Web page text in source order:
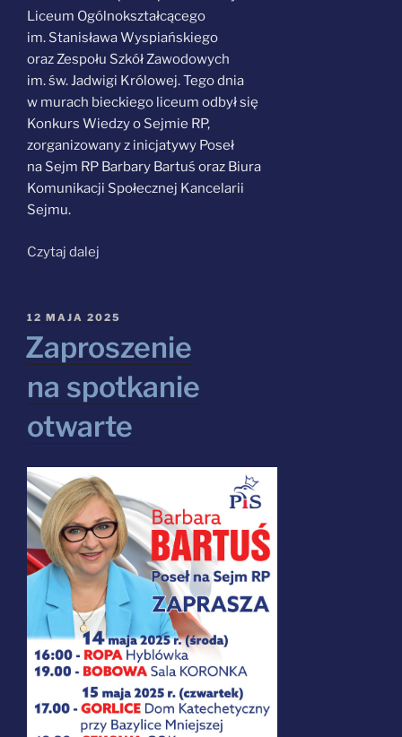
Liceum Ogólnokształcącego
im. Stanisława Wyspiańskiego
oraz Zespołu Szkół Zawodowych
im. św. Jadwigi Królowej. Tego dnia
w murach bieckiego liceum odbył się
Konkurs Wiedzy o Sejmie RP,
zorganizowany z inicjatywy Poseł
na Sejm RP Barbary Bartuś oraz Biura
Komunikacji Społecznej Kancelarii
Sejmu.
Czytaj dalej
OPUBLIKOWANE
12 MAJA 2025
Zaproszenie
na spotkanie
otwarte